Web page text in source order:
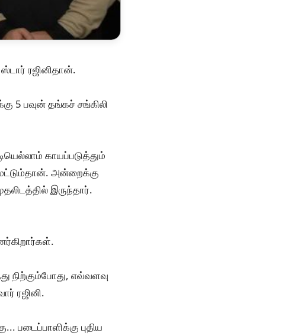
ரஜினிதான்.
5 பவுன் தங்கச் சங்கிலி
காயப்படுத்தும்
மட்டும்தான். அன்றைக்கு
இருந்தார்.
நிற்கும்போது, எவ்வளவு
ரஜினி.
படைப்பாளிக்கு புதிய